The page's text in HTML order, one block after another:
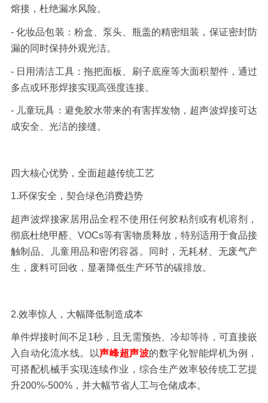
熔接，杜绝漏水风险。
-化妆品包装： 粉盒、泵头、瓶盖的精密组装，保证密封防
漏的同时保持外观光洁。
- 日用清洁工具： 拖把面板、刷子底座等大面积塑件，通过
多点或环形焊接实现高强度连接。
- 儿童玩具： 避免胶水带来的有害挥发物，超声波焊接可达
成安全、光洁的接缝。
四大核心优势，全面超越传统工艺
1.环保安全，契合绿色消费趋势
超声波焊接家居用品全程不使用任何胶粘剂或有机溶剂，
彻底杜绝甲醛、VOCs等有害物质释放，特别适用于食品接
触制品、儿童用品和密闭容器。同时，无耗材、无废气产
生，废料可回收，显著降低生产环节的碳排放。
2.效率惊人，大幅降低制造成本
单件焊接时间不足1秒，且无需预热、冷却等待，可直接嵌
入自动化流水线。以声峰超声波的数字化智能焊机为例，
可搭配机械手实现连续作业，综合生产效率较传统工艺提
升200%-500%，并大幅节省人工与仓储成本。